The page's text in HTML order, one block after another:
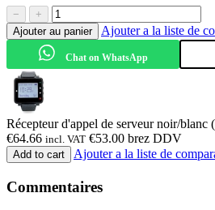
−
+
Ajouter au panier
Ajouter a la liste de
Chat on WhatsApp
Récepteur d'appel de serveur noir/
€64.66 incl. VAT €53.00 brez DDV
Add to cart Ajouter a la liste de
Commentaires